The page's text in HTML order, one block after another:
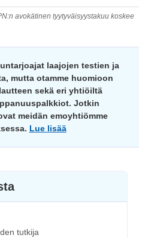
avokätinen tyytyväisyystakuu koskee
laajojen testien ja
mutta otamme huomioon
sekä eri yhtiöiltä
Jotkin
meidän emoyhtiömme
Lue lisää
tutkija